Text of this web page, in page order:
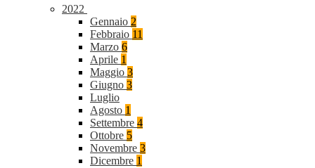
2022
Gennaio 2
Febbraio 11
Marzo 6
Aprile 1
Maggio 3
Giugno 3
Luglio
Agosto 1
Settembre 4
Ottobre 5
Novembre 3
Dicembre 1